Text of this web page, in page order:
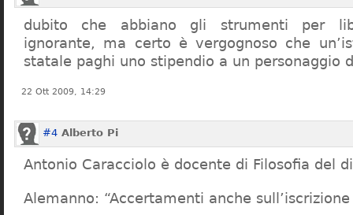
dubito che abbiano gli strumenti per
ignorante, ma certo è vergognoso che
statale paghi uno stipendio a un personaggio
22 Ott 2009, 14:29
#4 Alberto Pi
Antonio Caracciolo è docente di Filosofia del
Alemanno: “Accertamenti anche